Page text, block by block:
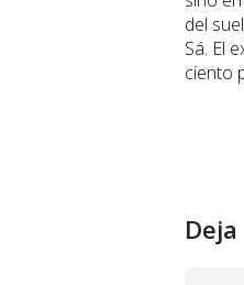
del
Sá. El
ciento